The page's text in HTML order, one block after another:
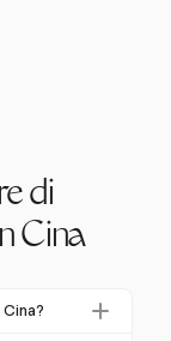
di
Cina